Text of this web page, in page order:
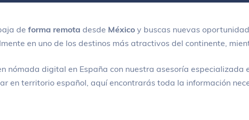
de forma remota desde México y buscas nuevas
en uno de los destinos más atractivos del continente,
nómada digital en España con nuestra asesoría
en territorio español, aquí encontrarás toda la información